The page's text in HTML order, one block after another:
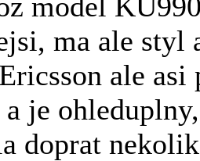
ma ale
ale
a je
doprat